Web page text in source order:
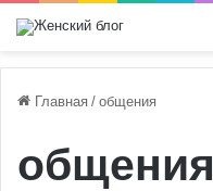
Главная / общения
общения